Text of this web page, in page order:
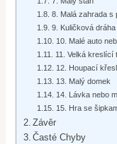
8. Malá zahrada s
9. Kuličková dráha
10. Malé auto
11. Velká kreslící
12. Houpací
13. Malý domek
14. Lávka nebo
15. Hra se
Závěr
Časté Chyby